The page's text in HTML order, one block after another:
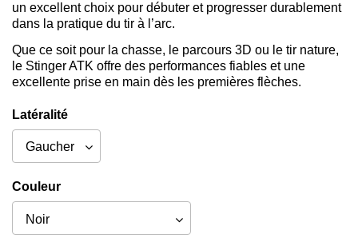
un excellent choix pour débuter et progresser durablement
dans la pratique du tir à l’arc.
Que ce soit pour la chasse, le parcours 3D ou le tir nature,
le Stinger ATK offre des performances fiables et une
excellente prise en main dès les premières flèches.
Latéralité
Couleur